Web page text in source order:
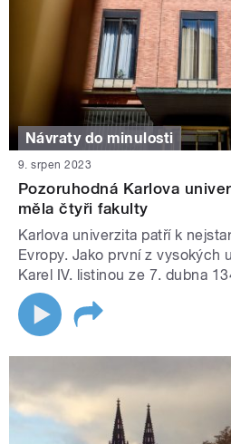
Návraty do minulosti
9. srpen 2023
Pozoruhodná Karlova
měla čtyři fakulty
Karlova univerzita patří k
Evropy. Jako první z vysokých
Karel IV. listinou ze 7. dubna